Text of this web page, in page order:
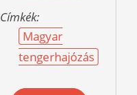
Címkék:
Magyar
tengerhajózás